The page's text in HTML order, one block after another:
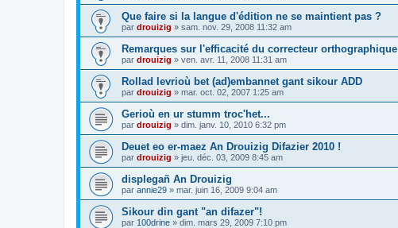
Que faire si la langue d'édition ne se maintient pas ?
par drouizig » sam. nov. 29, 2008 11:32 am
Remarques sur l'efficacité du correcteur orthographique
par drouizig » ven. avr. 11, 2008 11:31 am
Rollad levrioù bet (ad)embannet gant sikour ADD
par drouizig » mar. oct. 02, 2007 1:25 am
Gerioù en ur stumm troc'het...
par drouizig » dim. janv. 10, 2010 6:32 pm
Deuet eo er-maez An Drouizig Difazier 2010 !
par drouizig » jeu. déc. 03, 2009 8:45 am
displegañ An Drouizig
par annie29 » mar. juin 16, 2009 9:04 am
Sikour din gant "an difazer"!
par 100drine » dim. mars 29, 2009 7:10 pm